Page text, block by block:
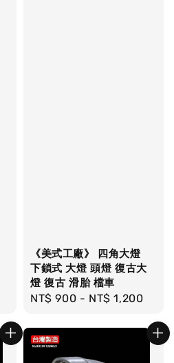
《美式工廠》 四角大燈
下鎖式 大燈 頭燈 復古大
燈 復古 滑胎 檔車
Regular
NT$ 900 - NT$ 1,200